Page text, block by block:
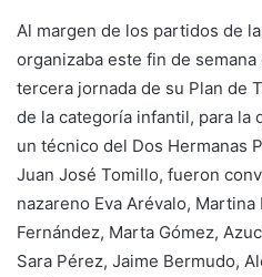
Al margen de los partidos de
organizaba este fin de
tercera jornada de su Plan de
de la categoría infantil, para la
un técnico del Dos Hermanas
Juan José Tomillo, fueron
nazareno Eva Arévalo, Martina
Fernández, Marta Gómez,
Sara Pérez, Jaime Bermudo,